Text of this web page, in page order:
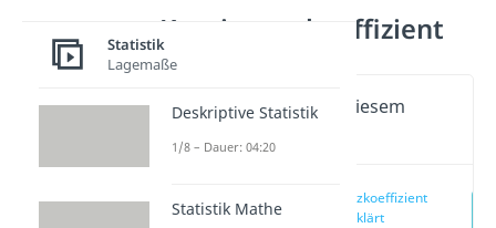
Kontingenzkoeffizient
Wichtige Inhalte in diesem
Kontingenzkoeffizient
einfach erklärt
Statistik
Lagemaße
Deskriptive Statistik
1/8 – Dauer: 04:20
Statistik Mathe